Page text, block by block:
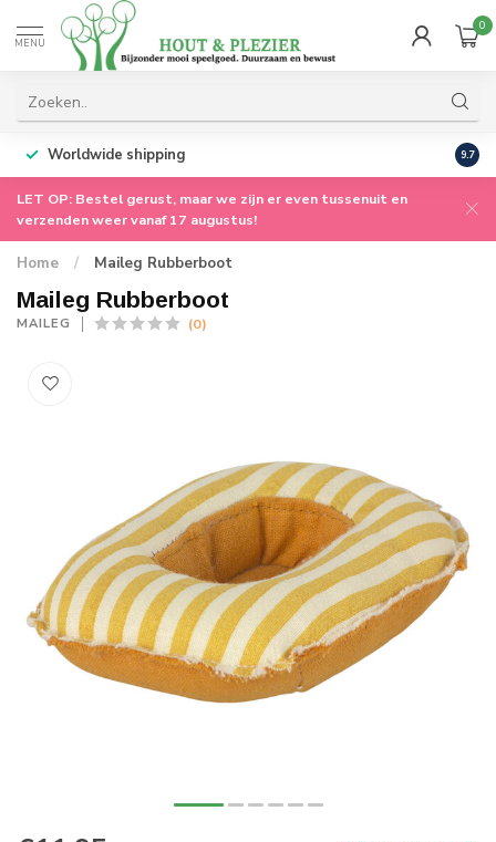
MENU
0
Worldwide shipping 9.7
LET OP: Bestel gerust, maar we zijn er even tussenuit en
verzenden weer vanaf 17 augustus!
Home / Maileg Rubberboot
Maileg Rubberboot
MAILEG (0)